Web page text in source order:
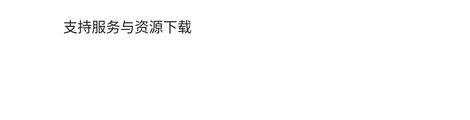
支持服务与资源下载